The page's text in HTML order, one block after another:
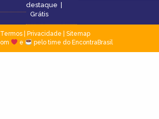
destaque |
Grátis
Termos| Privacidade
Sitemap
e pelo time do EncontraBrasil